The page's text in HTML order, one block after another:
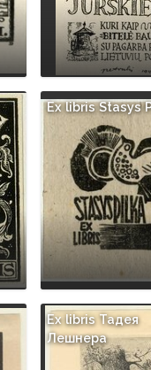
Ex libris Stasys
Ex libris Taдея
Лешнера